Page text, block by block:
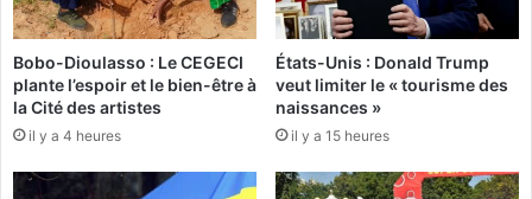
e
s
u
i
v
i
o
e
l
l
e
:
L
f
Bobo-Dioulasso : Le CEGECI
plante l’espoir et le bien-être à
la Cité des artistes
il y a 4 heures
États-Unis : Donald Trump
veut limiter le « tourisme des
naissances »
il y a 15 heures